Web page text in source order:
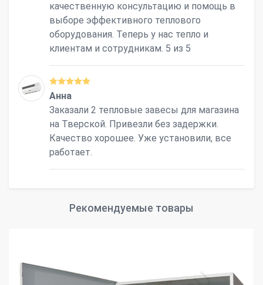
качественную консультацию и помощь в
выборе эффективного теплового
оборудования. Теперь у нас тепло и
клиентам и сотрудникам. 5 из 5
Анна
Заказали 2 тепловые завесы для магазина
на Тверской. Привезли без задержки.
Качество хорошее. Уже установили, все
работает.
Рекомендуемые товары